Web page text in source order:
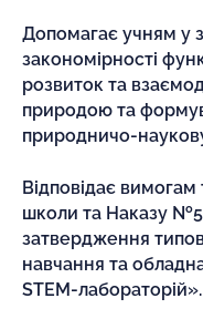
Допомагає учням у
закономірності
розвиток та
природою та
природничо-
Відповідає вимогам
школи та Наказу
затвердження
навчання та
STEM-лабораторій».